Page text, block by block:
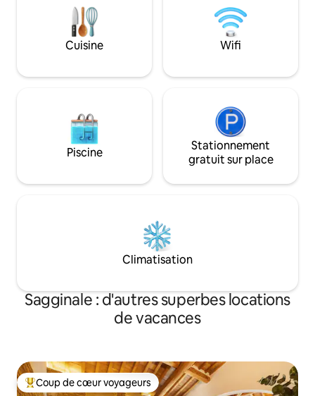
emblématiques de la région, c'est le
refuge idéal pour tous ceux qui
recherchent le confort, la tranquillité et
une expérience véritablement toscane
fantastique entre
10 minutes de la
30 minutes de
manquez pas le
Cuisine Wifi
Piscine
Stationnement
gratuit sur place
Climatisation
Sagginale : d'autres superbes locations
de vacances
Coups de cœur voyageurs les plus appréciés
Coup de cœur voyageurs